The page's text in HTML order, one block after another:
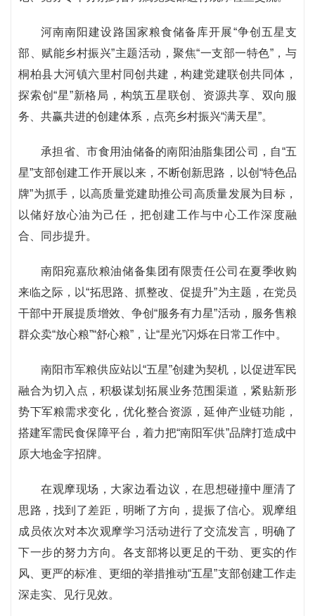
河南南阳建设路国家粮食储备库开展“争创五星支
部、赋能乡村振兴”主题活动，聚焦“一支部一特色”，与
桐柏县大河镇六里村同创共建，构建党建联创共同体，
探索创“星”新格局，构筑五星联创、资源共享、双向服
务、共赢共进的创建体系，点亮乡村振兴“满天星”。
承担省、市食用油储备的南阳油脂集团公司，自“五
星”支部创建工作开展以来，不断创新思路，以创“特色品
牌”为抓手，以高质量党建助推公司高质量发展为目标，
以储好放心油为己任，把创建工作与中心工作深度融
合、同步提升。
南阳宛嘉欣粮油储备集团有限责任公司在夏季收购
来临之际，以“拓思路、抓整改、促提升”为主题，在党员
干部中开展提质增效、争创“服务有力星”活动，服务售粮
群众卖“放心粮”“舒心粮”，让“星光”闪烁在日常工作中。
南阳市军粮供应站以“五星”创建为契机，以促进军民
融合为切入点，积极谋划拓展业务范围渠道，紧贴新形
势下军粮需求变化，优化整合资源，延伸产业链功能，
搭建军需民食保障平台，着力把“南阳军供”品牌打造成中
原大地金字招牌。
在观摩现场，大家边看边议，在思想碰撞中厘清了
思路，找到了差距，明晰了方向，提振了信心。观摩组
成员依次对本次观摩学习活动进行了交流发言，明确了
下一步的努力方向。各支部将以更足的干劲、更实的作
风、更严的标准、更细的举措推动“五星”支部创建工作走
深走实、见行见效。